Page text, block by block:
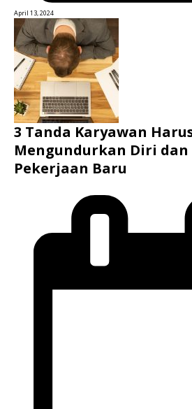
April 13, 2024
3 Tanda Karyawan
Mengundurkan Diri dan
Pekerjaan Baru